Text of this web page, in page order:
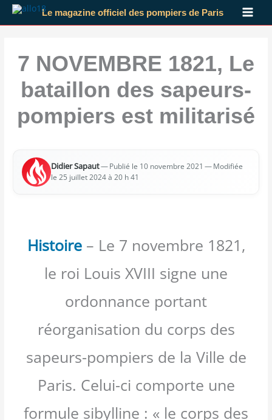
Aller
au
Le magazine officiel des pompiers de Paris
7 NOVEMBRE 1821, Le
bataillon des sapeurs-
pompiers est militarisé
Didier Sapaut— Publié le 10 novembre 2021 — Modi­fiée
le 25 juillet 2024 à 20 h 41
Histoire– Le 7 novembre 1821,
le roi Louis XVIII signe une
ordonnance portant
réorganisation du corps des
sapeurs-pompiers de la Ville de
Paris. Celui-ci comporte une
formule sibylline : « le corps des